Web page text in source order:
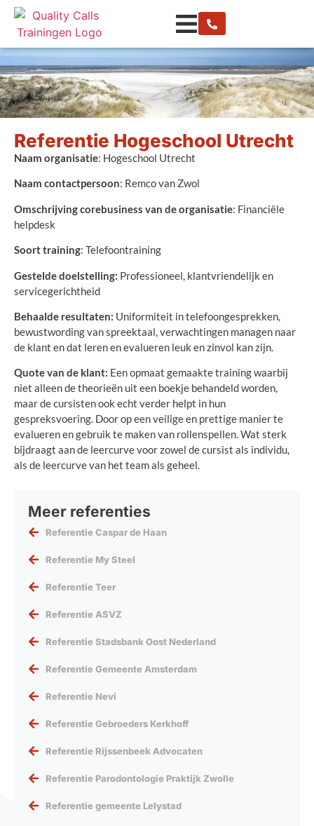
Referentie Hogeschool Utrecht
Naam organisatie: Hogeschool Utrecht
Naam contactpersoon: Remco van Zwol
Omschrijving corebusiness van de organisatie: Financiële
helpdesk
Soort training: Telefoontraining
Gestelde doelstelling: Professioneel, klantvriendelijk en
servicegerichtheid
Behaalde resultaten: Uniformiteit in telefoongesprekken,
bewustwording van spreektaal, verwachtingen managen naar
de klant en dat leren en evalueren leuk en zinvol kan zijn.
Quote van de klant: Een opmaat gemaakte training waarbij
niet alleen de theorieën uit een boekje behandeld worden,
maar de cursisten ook echt verder helpt in hun
gespreksvoering. Door op een veilige en prettige manier te
evalueren en gebruik te maken van rollenspellen. Wat sterk
bijdraagt aan de leercurve voor zowel de cursist als individu,
als de leercurve van het team als geheel.
Meer referenties
Referentie Caspar de Haan
Referentie My Steel
Referentie Teer
Referentie ASVZ
Referentie Stadsbank Oost Nederland
Referentie Gemeente Amsterdam
Referentie Nevi
Referentie Gebroeders Kerkhoff
Referentie Rijssenbeek Advocaten
Referentie Parodontologie Praktijk Zwolle
Referentie gemeente Lelystad